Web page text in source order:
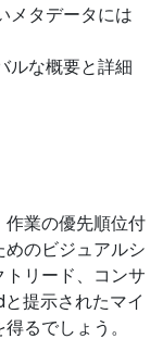
メタデータには
ルな概要と詳細
作業の優先順位付
のビジュアルシ
リード、コンサ
提示されたマイ
るでしょう。